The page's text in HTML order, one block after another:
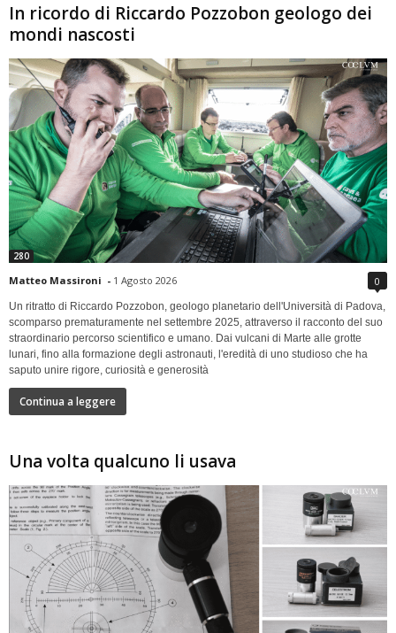
In ricordo di Riccardo Pozzobon geologo dei
mondi nascosti
280
Matteo Massironi - 1 Agosto 2026 0
Un ritratto di Riccardo Pozzobon, geologo planetario dell'Università di Padova,
scomparso prematuramente nel settembre 2025, attraverso il racconto del suo
straordinario percorso scientifico e umano. Dai vulcani di Marte alle grotte
lunari, fino alla formazione degli astronauti, l'eredità di uno studioso che ha
saputo unire rigore, curiosità e generosità
Continua a leggere
Una volta qualcuno li usava